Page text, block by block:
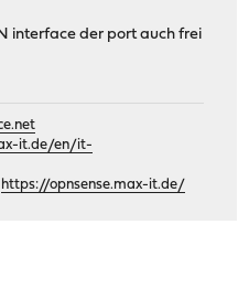
interface der port auch frei
it.de/en/it-
https://opnsense.max-it.de/